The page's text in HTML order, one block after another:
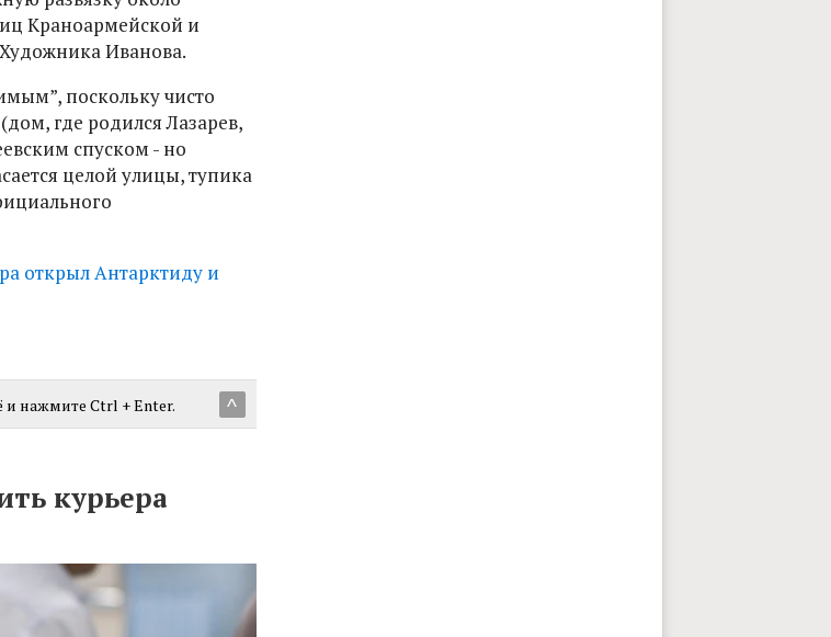
Краноармейской и
Иванова.
поскольку чисто
где родился Лазарев,
спуском - но
целой улицы, тупика
открыл Антарктиду и
^
и нажмите Ctrl + Enter.
курьера